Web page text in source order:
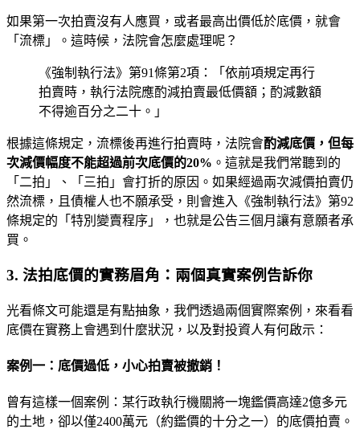
如果第一次拍賣沒有人應買，或者最高出價低於底價，就會
「流標」。這時候，法院會怎麼處理呢？
《強制執行法》第91條第2項：「依前項規定再行
拍賣時，執行法院應酌減拍賣最低價額；酌減數額
不得逾百分之二十。」
根據這條規定，流標後再進行拍賣時，法院會酌減底價，但每
次減價幅度不能超過前次底價的20% 。這就是我們常聽到的
「二拍」、「三拍」會打折的原因。如果經過兩次減價拍賣仍
然流標，且債權人也不願承受，則會進入《強制執行法》第92
條規定的「特別變賣程序」，也就是公告三個月讓有意願者承
買。
3. 法拍底價的實務眉角：兩個真實案例告訴你
光看條文可能還是有點抽象，我們透過兩個實際案例，來看看
底價在實務上會遇到什麼狀況，以及對投資人有何啟示：
案例一：底價過低，小心拍賣被撤銷！
曾有這樣一個案例：某行政執行機關將一塊鑑價高達2億多元
的土地，卻以僅2400萬元（約鑑價的十分之一）的底價拍賣。